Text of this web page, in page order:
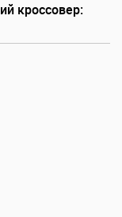
кроссовер: